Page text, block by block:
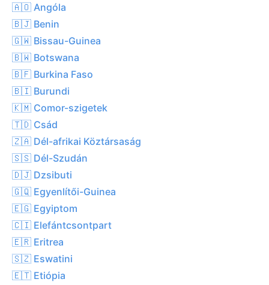
🇦🇴 Angóla
🇧🇯 Benin
🇬🇼 Bissau-Guinea
🇧🇼 Botswana
🇧🇫 Burkina Faso
🇧🇮 Burundi
🇰🇲 Comor-szigetek
🇹🇩 Csád
🇿🇦 Dél-afrikai Köztársaság
🇸🇸 Dél-Szudán
🇩🇯 Dzsibuti
🇬🇶 Egyenlítői-Guinea
🇪🇬 Egyiptom
🇨🇮 Elefántcsontpart
🇪🇷 Eritrea
🇸🇿 Eswatini
🇪🇹 Etiópia